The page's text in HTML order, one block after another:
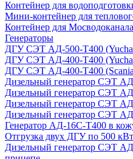
Контейнер для
Мини-контейнер для
Контейнер для
Генераторы
ДГУ СЭТ АД-500-Т400
ДГУ СЭТ АД-400-Т400
ДГУ СЭТ АД-400-Т400
Дизельный генератор СЭТ
Дизельный генератор СЭТ
Дизельный генератор СЭТ
Дизельный генератор СЭТ
Генератор АД-16С-Т400 в
Отгрузка двух ДГУ по 500
Дизельный генератор СЭТ